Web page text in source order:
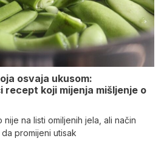
osvaja ukusom:
recept koji mijenja mišljenje o
na listi omiljenih jela, ali način
promijeni utisak